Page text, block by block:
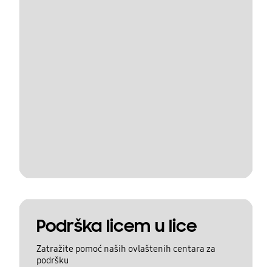
Podrška licem u lice
Zatražite pomoć naših ovlaštenih centara za
podršku